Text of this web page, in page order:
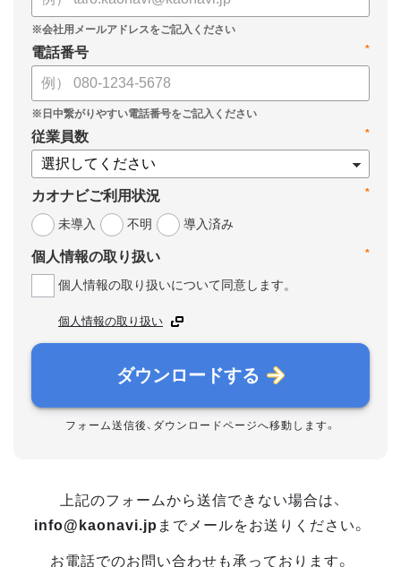
*
電話番号
*
従業員数
*
カオナビご利用状況
未導入
不明 導入済み
*
個人情報の取り扱い
個人情報の取り扱いについて同意します。
個人情報の取り扱い
ダウンロードする
フォーム送信後、ダウンロードページへ移動します。
上記のフォームから送信できない場合は、
info@kaonavi.jp までメールをお送りください。
お電話でのお問い合わせも承っております。